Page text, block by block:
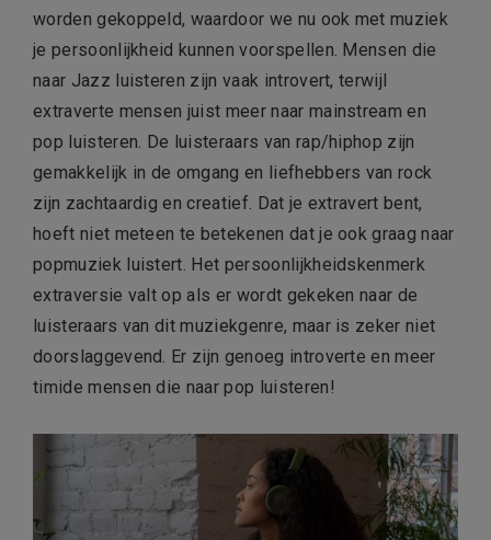
worden gekoppeld, waardoor we nu ook met muziek
je persoonlijkheid kunnen voorspellen. Mensen die
naar Jazz luisteren zijn vaak introvert, terwijl
extraverte mensen juist meer naar mainstream en
pop luisteren. De luisteraars van rap/hiphop zijn
gemakkelijk in de omgang en liefhebbers van rock
zijn zachtaardig en creatief. Dat je extravert bent,
hoeft niet meteen te betekenen dat je ook graag naar
popmuziek luistert. Het persoonlijkheidskenmerk
extraversie valt op als er wordt gekeken naar de
luisteraars van dit muziekgenre, maar is zeker niet
doorslaggevend. Er zijn genoeg introverte en meer
timide mensen die naar pop luisteren!